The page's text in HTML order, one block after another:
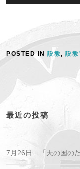
プ
ー
POSTED IN説教,説
最近の投稿
7月26日 「天の国の